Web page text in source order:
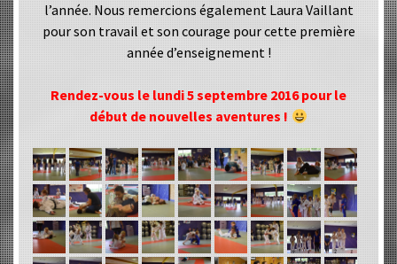
l’année. Nous remercions également Laura Vaillant
pour son travail et son courage pour cette première
année d’enseignement !
Rendez-vous le lundi 5 septembre 2016 pour le
début de nouvelles aventures !